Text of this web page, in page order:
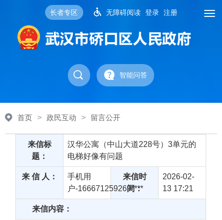
长者专区 无障碍阅读 登录 注册
智能问答
首页 > 政民互动 > 留言公开
来信标
题：
汉华公寓（中山大道228号）3单元的
电梯好像有问题
来 信 人：
手机用
户-166671259269****
来信时
间：
2026-02-
13 17:21
来信内容：